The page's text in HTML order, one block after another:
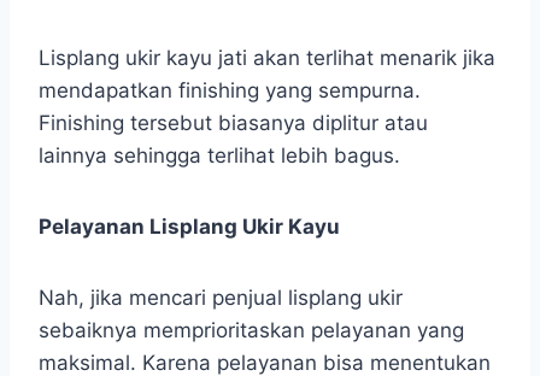
Lisplang ukir kayu jati akan terlihat menarik jika
mendapatkan finishing yang sempurna.
Finishing tersebut biasanya diplitur atau
lainnya sehingga terlihat lebih bagus.
Pelayanan Lisplang Ukir Kayu
Nah, jika mencari penjual lisplang ukir
sebaiknya memprioritaskan pelayanan yang
maksimal. Karena pelayanan bisa menentukan